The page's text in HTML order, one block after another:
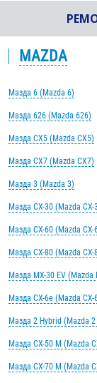
MAZDA
Мазда 6 (Mazda 6)
Мазда 626 (Mazda 626)
Мазда CX5 (Mazda CX5)
Мазда CX7 (Mazda CX7)
Мазда 3 (Mazda 3)
Мазда CX-30 (Mazda CX-
Мазда CX-60 (Mazda CX-
Мазда CX-80 (Mazda CX-
Мазда MX-30 EV (Mazda
Мазда CX-6e (Mazda CX-
Мазда 2 Hybrid (Mazda
Мазда CX-50 M (Mazda
Мазда CX-70 M (Mazda